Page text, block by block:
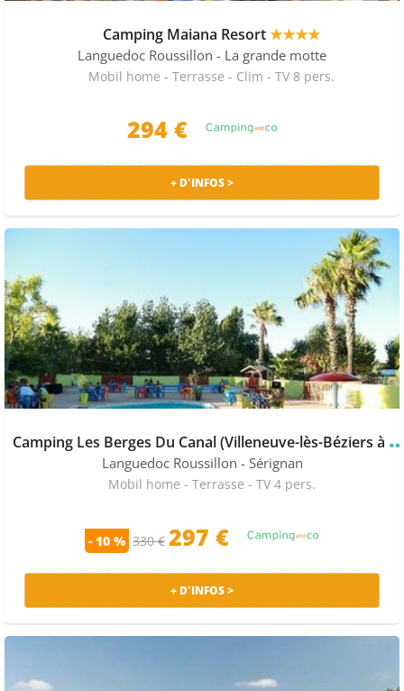
Camping Maiana Resort★★★★
Languedoc Roussillon - La grande motte
Mobil home - Terrasse - Clim - TV 8 pers.
294 €
+ D'INFOS >
amping Les Berges Du Canal
Languedoc Roussillon - Sérignan
Mobil home - Terrasse - TV 4 pers.
- 10 % 330 € 297 €
+ D'INFOS >